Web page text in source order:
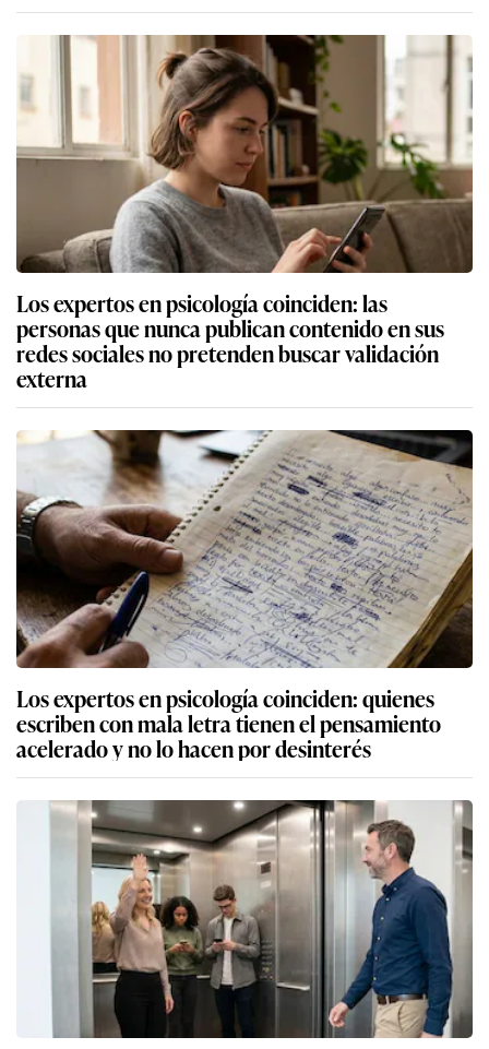
Los expertos en psicología coinciden: las
personas que nunca publican contenido en sus
redes sociales no pretenden buscar validación
externa
Los expertos en psicología coinciden: quienes
escriben con mala letra tienen el pensamiento
acelerado y no lo hacen por desinterés